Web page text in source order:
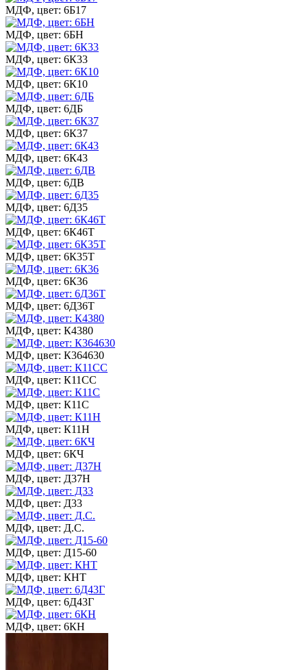
МДФ, цвет: 6Б17
МДФ, цвет: 6БН
МДФ, цвет: 6К33
МДФ, цвет: 6К10
МДФ, цвет: 6ДБ
МДФ, цвет: 6К37
МДФ, цвет: 6К43
МДФ, цвет: 6ДВ
МДФ, цвет: 6Д35
МДФ, цвет: 6К46Т
МДФ, цвет: 6К35Т
МДФ, цвет: 6К36
МДФ, цвет: 6Д36Т
МДФ, цвет: К4380
МДФ, цвет: К364630
МДФ, цвет: К11СС
МДФ, цвет: К11С
МДФ, цвет: К11Н
МДФ, цвет: 6КЧ
МДФ, цвет: Д37Н
МДФ, цвет: Д33
МДФ, цвет: Д.С.
МДФ, цвет: Д15-60
МДФ, цвет: КНТ
МДФ, цвет: 6Д43Г
МДФ, цвет: 6КН